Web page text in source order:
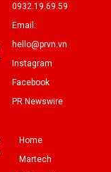
0932.19.69.59
Email:
hello@prvn.vn
Instagram
Facebook
PR Newswire
Home
Martech